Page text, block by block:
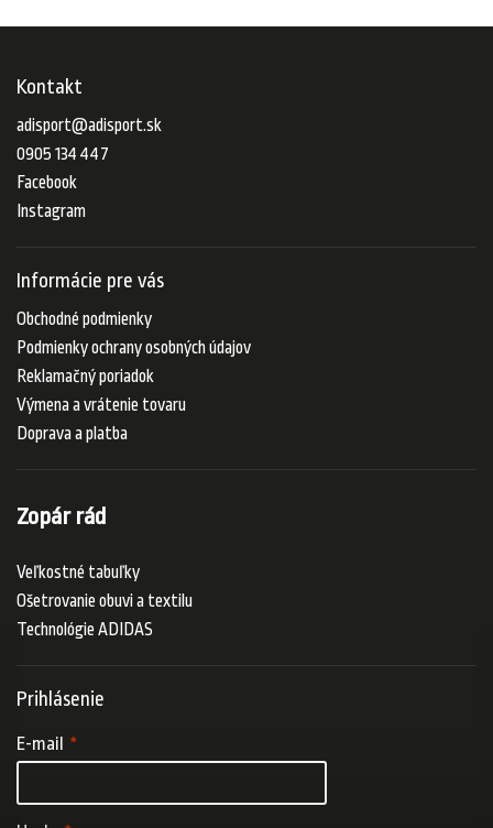
Kontakt
adisport@adisport.sk
0905 134 447
Facebook
Instagram
Informácie pre vás
Obchodné podmienky
Podmienky ochrany osobných údajov
Reklamačný poriadok
Výmena a vrátenie tovaru
Doprava a platba
Zopár rád
Veľkostné tabuľky
Ošetrovanie obuvi a textilu
Technológie ADIDAS
Prihlásenie
E-mail